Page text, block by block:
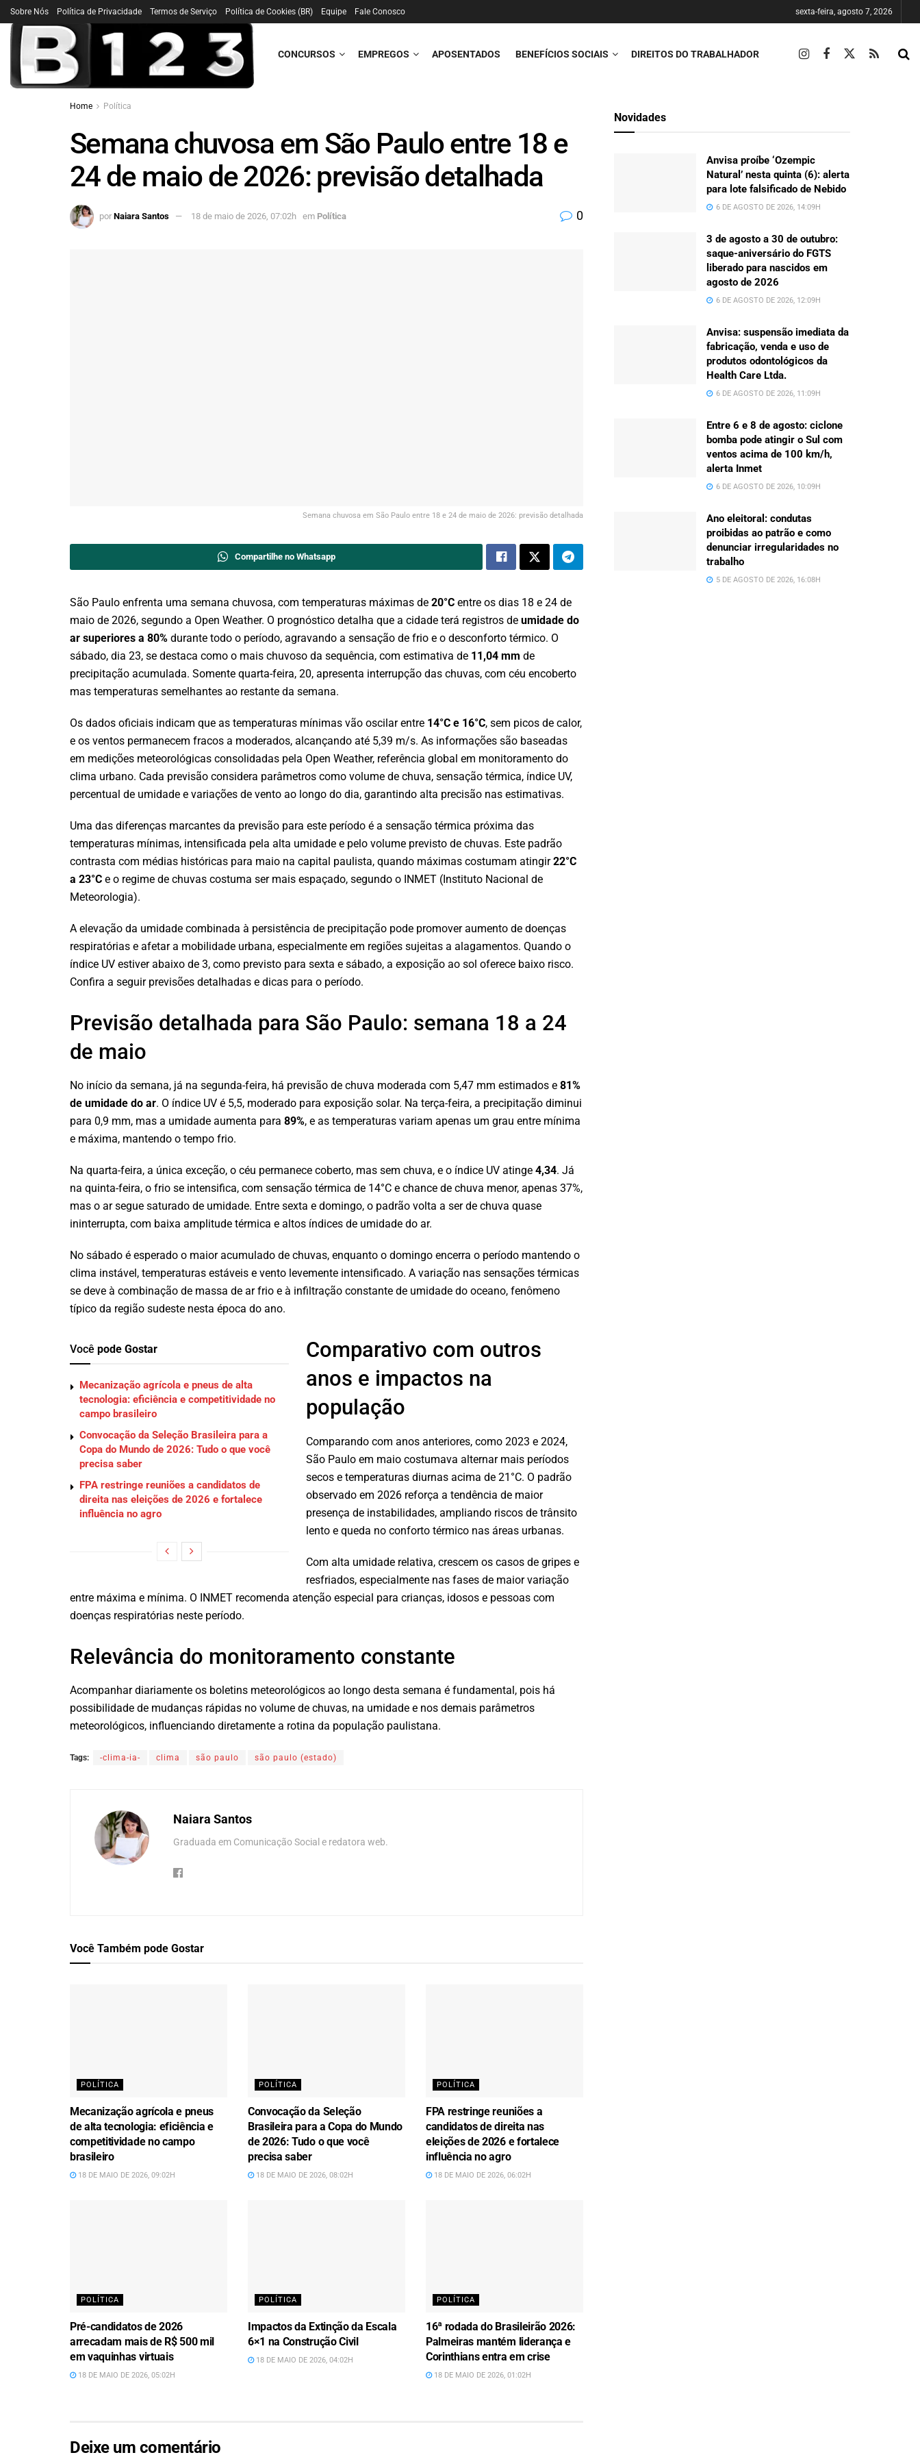
Sobre Nós Política de Privacidade Termos de Serviço Política de Cookies (BR) Equipe Fale Conosco sexta-feira, agosto 7, 2026
CONCURSOS EMPREGOS APOSENTADOS BENEFÍCIOS SOCIAIS DIREITOS DO TRABALHADOR
Home Política
Semana chuvosa em São Paulo entre 18 e
24 de maio de 2026: previsão detalhada
por Naiara Santos 18 de maio de 2026, 07:02h em Política 0
Semana chuvosa em São Paulo entre 18 e 24 de maio de 2026: previsão detalhada
Compartilhe no Whatsapp
São Paulo enfrenta uma semana chuvosa, com temperaturas máximas de 20°C entre os dias 18 e 24 de
maio de 2026, segundo a Open Weather. O prognóstico detalha que a cidade terá registros de umidade do
ar superiores a 80% durante todo o período, agravando a sensação de frio e o desconforto térmico. O
sábado, dia 23, se destaca como o mais chuvoso da sequência, com estimativa de 11,04 mm de
precipitação acumulada. Somente quarta-feira, 20, apresenta interrupção das chuvas, com céu encoberto
mas temperaturas semelhantes ao restante da semana.
Os dados oficiais indicam que as temperaturas mínimas vão oscilar entre 14°C e 16°C, sem picos de calor,
e os ventos permanecem fracos a moderados, alcançando até 5,39 m/s. As informações são baseadas
em medições meteorológicas consolidadas pela Open Weather, referência global em monitoramento do
clima urbano. Cada previsão considera parâmetros como volume de chuva, sensação térmica, índice UV,
percentual de umidade e variações de vento ao longo do dia, garantindo alta precisão nas estimativas.
Uma das diferenças marcantes da previsão para este período é a sensação térmica próxima das
temperaturas mínimas, intensificada pela alta umidade e pelo volume previsto de chuvas. Este padrão
contrasta com médias históricas para maio na capital paulista, quando máximas costumam atingir22°C
a 23°C e o regime de chuvas costuma ser mais espaçado, segundo o INMET (Instituto Nacional de
Meteorologia).
A elevação da umidade combinada à persistência de precipitação pode promover aumento de doenças
respiratórias e afetar a mobilidade urbana, especialmente em regiões sujeitas a alagamentos. Quando o
índice UV estiver abaixo de 3, como previsto para sexta e sábado, a exposição ao sol oferece baixo risco.
Confira a seguir previsões detalhadas e dicas para o período.
Previsão detalhada para São Paulo: semana 18 a 24
de maio
No início da semana, já na segunda-feira, há previsão de chuva moderada com 5,47 mm estimados e 81%
de umidade do ar. O índice UV é 5,5, moderado para exposição solar. Na terça-feira, a precipitação diminui
para 0,9 mm, mas a umidade aumenta para 89%, e as temperaturas variam apenas um grau entre mínima
e máxima, mantendo o tempo frio.
Na quarta-feira, a única exceção, o céu permanece coberto, mas sem chuva, e o índice UV atinge 4,34. Já
na quinta-feira, o frio se intensifica, com sensação térmica de 14°C e chance de chuva menor, apenas 37%,
mas o ar segue saturado de umidade. Entre sexta e domingo, o padrão volta a ser de chuva quase
ininterrupta, com baixa amplitude térmica e altos índices de umidade do ar.
No sábado é esperado o maior acumulado de chuvas, enquanto o domingo encerra o período mantendo o
clima instável, temperaturas estáveis e vento levemente intensificado. A variação nas sensações térmicas
se deve à combinação de massa de ar frio e à infiltração constante de umidade do oceano, fenômeno
típico da região sudeste nesta época do ano.
Você pode Gostar
Mecanização agrícola e pneus de alta
tecnologia: eficiência e competitividade no
campo brasileiro
Convocação da Seleção Brasileira para a
Copa do Mundo de 2026: Tudo o que você
precisa saber
FPA restringe reuniões a candidatos de
direita nas eleições de 2026 e fortalece
influência no agro
Comparativo com outros
anos e impactos na
população
Comparando com anos anteriores, como 2023 e 2024,
São Paulo em maio costumava alternar mais períodos
secos e temperaturas diurnas acima de 21°C. O padrão
observado em 2026 reforça a tendência de maior
presença de instabilidades, ampliando riscos de trânsito
lento e queda no conforto térmico nas áreas urbanas.
Com alta umidade relativa, crescem os casos de gripes e
resfriados, especialmente nas fases de maior variação
entre máxima e mínima. O INMET recomenda atenção especial para crianças, idosos e pessoas com
doenças respiratórias neste período.
Relevância do monitoramento constante
Acompanhar diariamente os boletins meteorológicos ao longo desta semana é fundamental, pois há
possibilidade de mudanças rápidas no volume de chuvas, na umidade e nos demais parâmetros
meteorológicos, influenciando diretamente a rotina da população paulistana.
Tags: -clima-ia- clima são paulo são paulo (estado)
Naiara Santos
Graduada em Comunicação Social e redatora web.
Você Também pode Gostar
POLÍTICA
Mecanização agrícola e pneus
de alta tecnologia: eficiência e
competitividade no campo
brasileiro
18 DE MAIO DE 2026, 09:02H
POLÍTICA
Convocação da Seleção
Brasileira para a Copa do Mundo
de 2026: Tudo o que você
precisa saber
18 DE MAIO DE 2026, 08:02H
POLÍTICA
FPA restringe reuniões a
candidatos de direita nas
eleições de 2026 e fortalece
influência no agro
18 DE MAIO DE 2026, 06:02H
POLÍTICA
Pré-candidatos de 2026
arrecadam mais de R$ 500 mil
em vaquinhas virtuais
18 DE MAIO DE 2026, 05:02H
POLÍTICA
Impactos da Extinção da Escala
6×1 na Construção Civil
18 DE MAIO DE 2026, 04:02H
POLÍTICA
16ª rodada do Brasileirão 2026:
Palmeiras mantém liderança e
Corinthians entra em crise
18 DE MAIO DE 2026, 01:02H
Deixe um comentário
Novidades
Anvisa proíbe ‘Ozempic
Natural’ nesta quinta (6): alerta
para lote falsificado de Nebido
6 DE AGOSTO DE 2026, 14:09H
3 de agosto a 30 de outubro:
saque-aniversário do FGTS
liberado para nascidos em
agosto de 2026
6 DE AGOSTO DE 2026, 12:09H
Anvisa: suspensão imediata da
fabricação, venda e uso de
produtos odontológicos da
Health Care Ltda.
6 DE AGOSTO DE 2026, 11:09H
Entre 6 e 8 de agosto: ciclone
bomba pode atingir o Sul com
ventos acima de 100 km/h,
alerta Inmet
6 DE AGOSTO DE 2026, 10:09H
Ano eleitoral: condutas
proibidas ao patrão e como
denunciar irregularidades no
trabalho
5 DE AGOSTO DE 2026, 16:08H